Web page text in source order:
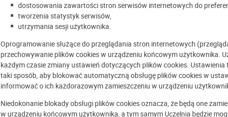
dostosowania zawartości stron serwisów internetowych do
tworzenia statystyk serwisów,
utrzymania sesji użytkownika.
Oprogramowanie służące do przeglądania stron internetowych
przechowywanie plików cookies w urządzeniu końcowym użytkownika.
każdym czasie zmiany ustawień dotyczących plików cookies.
taki sposób, aby blokować automatyczną obsługę plików cookies w
informować o ich każdorazowym zamieszczeniu w urządzeniu
Niedokonanie blokady obsługi plików cookies oznacza, że będą one
w urządzeniu końcowym użytkownika, a tym samym Uczelnia będzie